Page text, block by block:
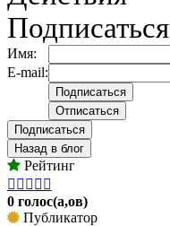
Подписаться
Имя:
E-mail:
Подписаться
Назад в блог
Рейтинг
    
0 голос(а,ов)
Публикатор